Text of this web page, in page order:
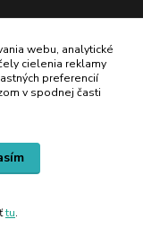
webu, analytické
cielenia reklamy
preferencií
v spodnej časti
tu.